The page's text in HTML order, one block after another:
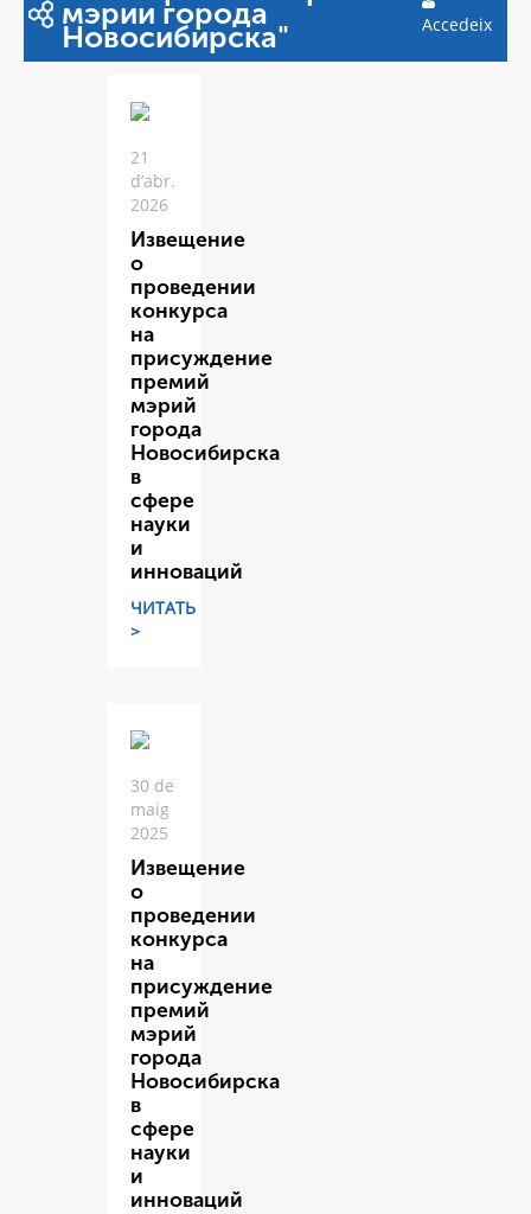
мэрии города
Новосибирска" Accedeix
21
d’abr.
2026
Извещение
о
проведении
конкурса
на
присуждение
премий
мэрий
города
Новосибирска
в
сфере
науки
и
инноваций
ЧИТАТЬ
>
30 de
maig
2025
Извещение
о
проведении
конкурса
на
присуждение
премий
мэрий
города
Новосибирска
в
сфере
науки
и
инноваций